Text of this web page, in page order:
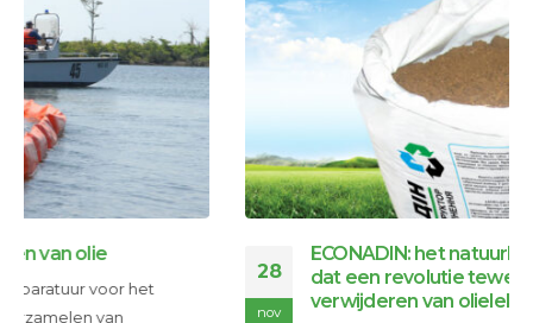
nov
ECONADIN: het natuurlijke olieabsorptiemiddel
dat een revolutie teweegbrengt in het
verwijderen van olielekkages